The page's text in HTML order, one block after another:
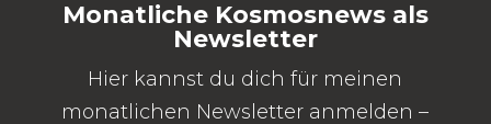
Monatliche Kosmosnews als
Newsletter
Hier kannst du dich für meinen
monatlichen Newsletter anmelden –